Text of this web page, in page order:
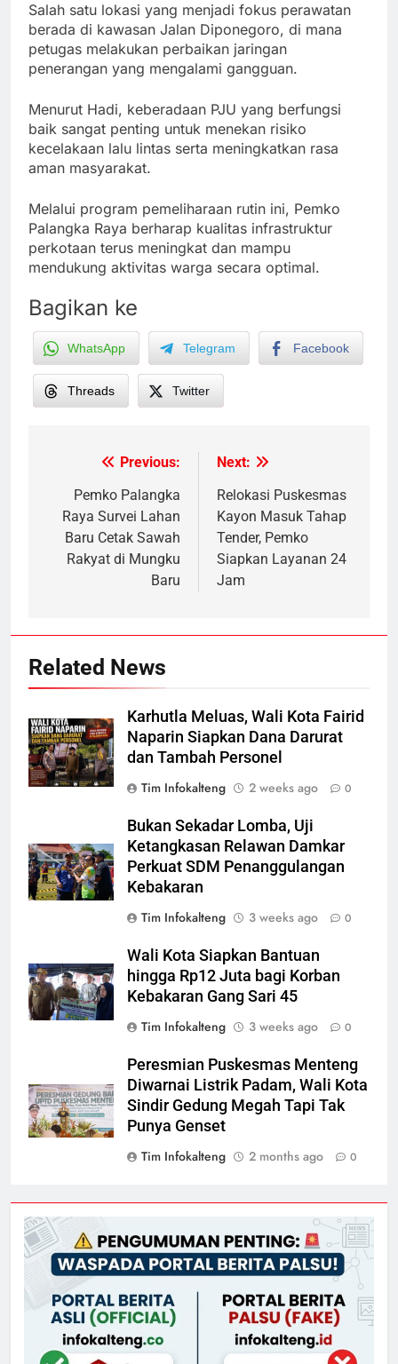
Salah satu lokasi yang menjadi fokus perawatan
berada di kawasan Jalan Diponegoro, di mana
petugas melakukan perbaikan jaringan
penerangan yang mengalami gangguan.
Menurut Hadi, keberadaan PJU yang berfungsi
baik sangat penting untuk menekan risiko
kecelakaan lalu lintas serta meningkatkan rasa
aman masyarakat.
Melalui program pemeliharaan rutin ini, Pemko
Palangka Raya berharap kualitas infrastruktur
perkotaan terus meningkat dan mampu
mendukung aktivitas warga secara optimal.
Bagikan ke
WhatsApp Telegram Facebook
Threads Twitter
navigation
Previous:
Pemko Palangka
Raya Survei Lahan
Baru Cetak Sawah
Rakyat di Mungku
Baru
Next:
Relokasi Puskesmas
Kayon Masuk Tahap
Tender, Pemko
Siapkan Layanan 24
Jam
Related News
Karhutla Meluas, Wali Kota Fairid
Naparin Siapkan Dana Darurat
dan Tambah Personel
Tim Infokalteng
2 weeks ago 0
Bukan Sekadar Lomba, Uji
Ketangkasan Relawan Damkar
Perkuat SDM Penanggulangan
Kebakaran
Tim Infokalteng
3 weeks ago 0
Wali Kota Siapkan Bantuan
hingga Rp12 Juta bagi Korban
Kebakaran Gang Sari 45
Tim Infokalteng
3 weeks ago 0
Peresmian Puskesmas Menteng
Diwarnai Listrik Padam, Wali Kota
Sindir Gedung Megah Tapi Tak
Punya Genset
Tim Infokalteng
2 months ago 0